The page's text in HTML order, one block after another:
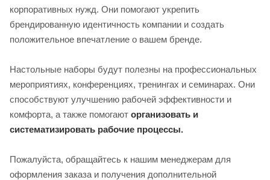
корпоративных нужд. Они помогают укрепить
брендированную идентичность компании и создать
положительное впечатление о вашем бренде.
Настольные наборы будут полезны на профессиональных
мероприятиях, конференциях, тренингах и семинарах. Они
способствуют улучшению рабочей эффективности и
комфорта, а также помогают организовать и
систематизировать рабочие процессы.
Пожалуйста, обращайтесь к нашим менеджерам для
оформления заказа и получения дополнительной